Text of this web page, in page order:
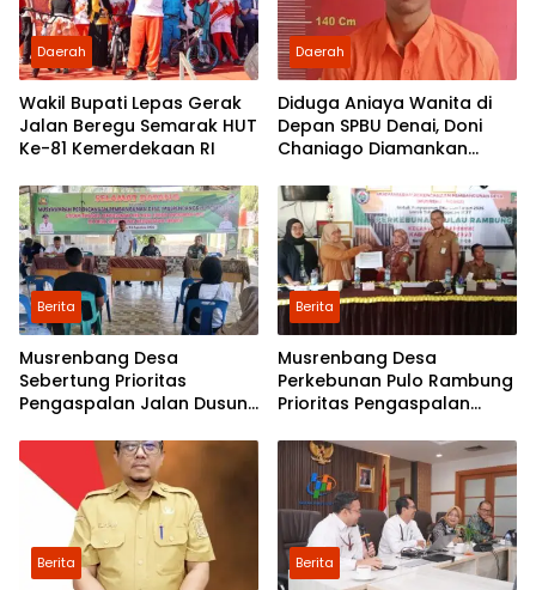
Daerah
Wakil Bupati Lepas Gerak
Jalan Beregu Semarak HUT
Ke-81 Kemerdekaan RI
Daerah
Diduga Aniaya Wanita di
Depan SPBU Denai, Doni
Chaniago Diamankan
Berita
Musrenbang Desa
Sebertung Prioritas
Pengaspalan Jalan Dusun
Berita
Musrenbang Desa
Perkebunan Pulo Rambung
Prioritas Pengaspalan
Dusun Pondok Boyan
Berita Berita